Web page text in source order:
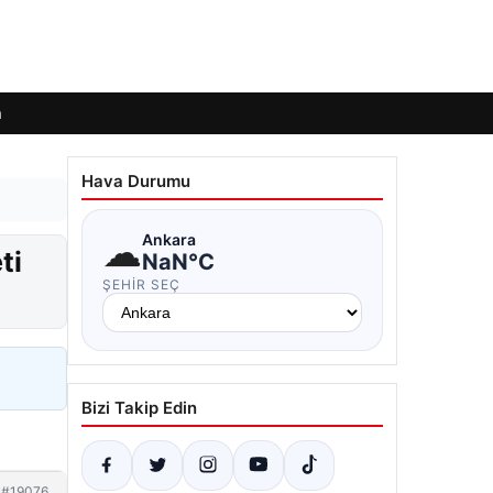
Hava Durumu
☁Ankara
NaN°C
ŞEHIR SEÇ
Bizi Takip Edin